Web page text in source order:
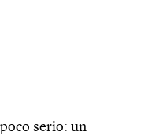
serio: un